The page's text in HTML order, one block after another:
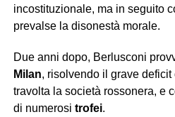
incostituzionale, ma in seguito
prevalse la disonestà morale.
Due anni dopo, Berlusconi
Milan, risolvendo il grave
travolta la società rossonera, e
di numerosi trofei.